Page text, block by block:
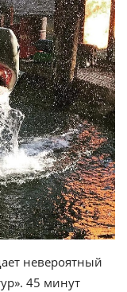
невероятный
45 минут